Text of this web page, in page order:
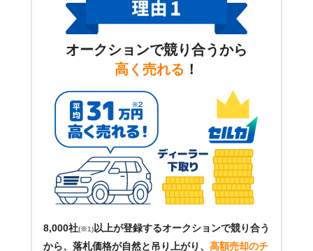
オークションで競り合うから
高く売れる ！
8,000社(※1) 以上が登録するオークションで競り合う
から、落札価格が自然と吊り上がり、 高額売却のチ